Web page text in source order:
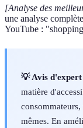
[Analyse des
une analyse
YouTube :
💡 Avis
matière
mêmes. En